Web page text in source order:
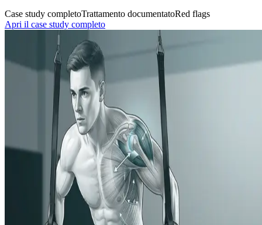
Case study completoTrattamento documentatoRed flags
Apri il case study completo